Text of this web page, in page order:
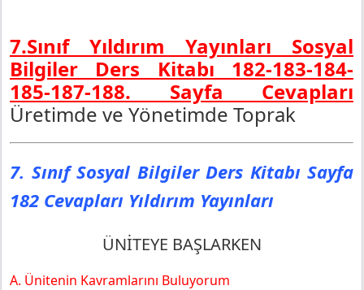
7.Sınıf Yıldırım Yayınları Sosyal
Bilgiler Ders Kitabı 182-183-184-
185-187-188. Sayfa Cevapları
Üretimde ve Yönetimde Toprak
7. Sınıf Sosyal Bilgiler Ders Kitabı Sayfa
182 Cevapları Yıldırım Yayınları
ÜNİTEYE BAŞLARKEN
A. Ünitenin Kavramlarını Buluyorum